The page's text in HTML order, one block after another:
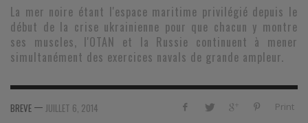
La mer noire étant l'espace maritime privilégié depuis le
début de la crise ukrainienne pour que chacun y montre
ses muscles, l'OTAN et la Russie continuent à mener
simultanément des exercices navals de grande ampleur.
Print
BREVE — JUILLET 6, 2014